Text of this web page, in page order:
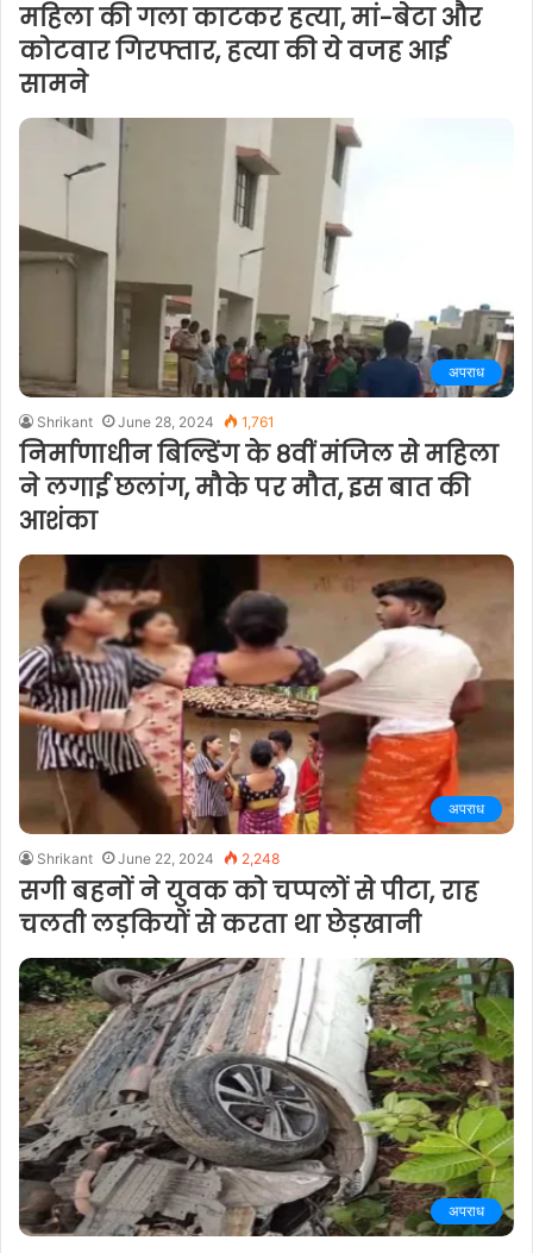
महिला की गला काटकर हत्या, मां-बेटा और
कोटवार गिरफ्तार, हत्या की ये वजह आई
सामने
अपराध
Shrikant June 28, 2024 1,761
निर्माणाधीन बिल्डिंग के 8वीं मंजिल से महिला
ने लगाई छलांग, मौके पर मौत, इस बात की
आशंका
अपराध
Shrikant June 22, 2024 2,248
सगी बहनों ने युवक को चप्पलों से पीटा, राह
चलती लड़कियों से करता था छेड़खानी
अपराध